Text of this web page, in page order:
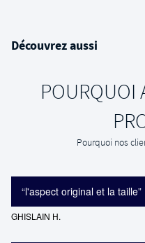
Découvrez aussi
POURQUOI
Pourquoi nos
“l'aspect original et la taille”
GHISLAIN H.